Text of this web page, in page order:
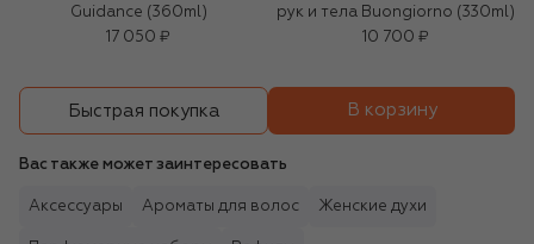
Guidance (360ml)
17 050 ₽
рук и тела Buongiorno (330ml)
10 700 ₽
Быстрая покупка В корзину
Вас также может заинтересовать
Аксессуары Ароматы для волос Женские духи